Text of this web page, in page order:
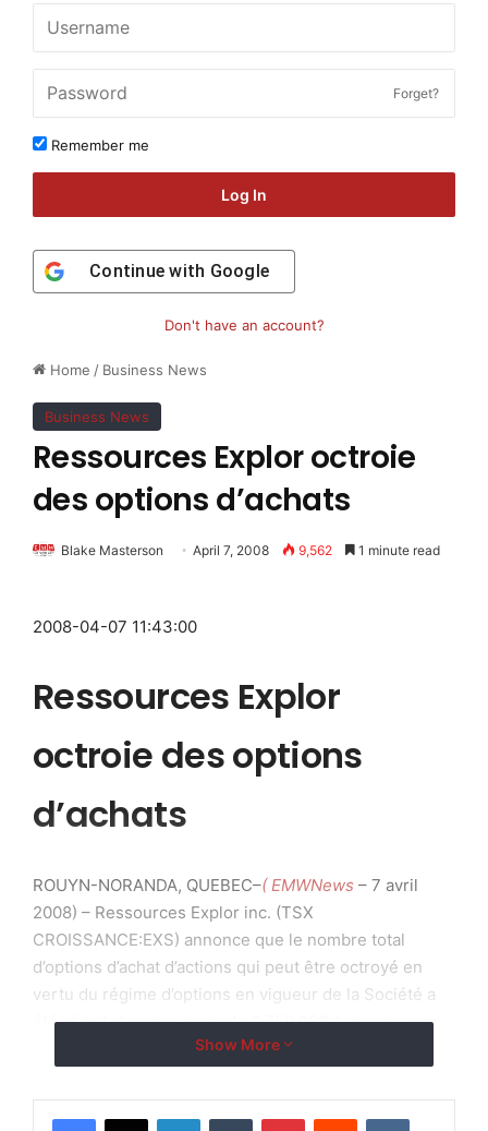
Home / Business News
Business News
Ressources Explor octroie
des options d’achats
Blake Masterson April 7, 2008 9,562 1 minute read
2008-04-07 11:43:00
Ressources Explor
octroie des options
d’achats
ROUYN-NORANDA, QUEBEC–( EMWNews – 7 avril
2008) – Ressources Explor inc. (TSX
CROISSANCE:EXS) annonce que le nombre total
d’options d’achat d’actions qui peut être octroyé en
vertu du régime d’options en vigueur de la Société a
été réduit d’un maximum de 6 759 986 à un maximum
Le conseil d’administration annonce également l’octroi
Show More
LinkedInTumblr PinterestReddit VKontakte
Forget?
Remember me
Log In
Continue with Google
Don't have an account?